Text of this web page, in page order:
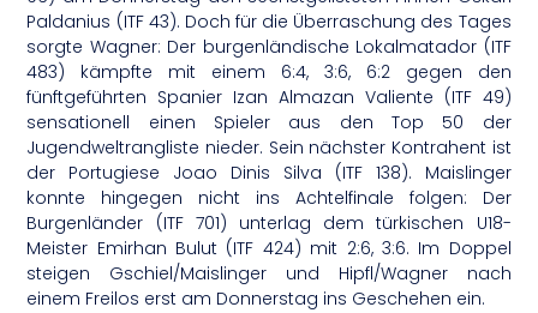
Paldanius (ITF 43). Doch für die Überraschung des Tages
sorgte Wagner: Der burgenländische Lokalmatador (ITF
483) kämpfte mit einem 6:4, 3:6, 6:2 gegen den
fünftgeführten Spanier Izan Almazan Valiente (ITF 49)
sensationell einen Spieler aus den Top 50 der
Jugendweltrangliste nieder. Sein nächster Kontrahent ist
der Portugiese Joao Dinis Silva (ITF 138). Maislinger
konnte hingegen nicht ins Achtelfinale folgen: Der
Burgenländer (ITF 701) unterlag dem türkischen U18-
Meister Emirhan Bulut (ITF 424) mit 2:6, 3:6. Im Doppel
steigen Gschiel/Maislinger und Hipfl/Wagner nach
einem Freilos erst am Donnerstag ins Geschehen ein.